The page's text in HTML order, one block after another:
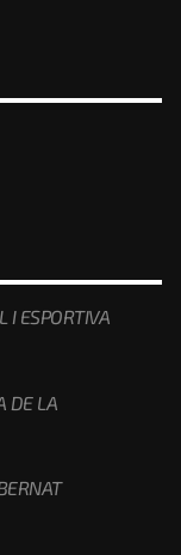
I ESPORTIVA
DE LA